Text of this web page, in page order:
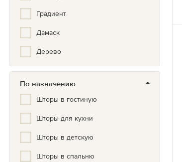
Градиент
Дамаск
Дерево
Зигзаг
По назначению
Шторы в гостиную
Шторы для кухни
Шторы в детскую
Шторы в спальню